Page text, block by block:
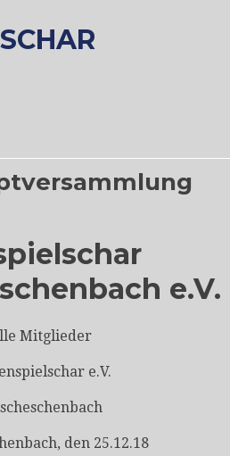
e.V.
Mitglieder
e.V.
den 25.12.18